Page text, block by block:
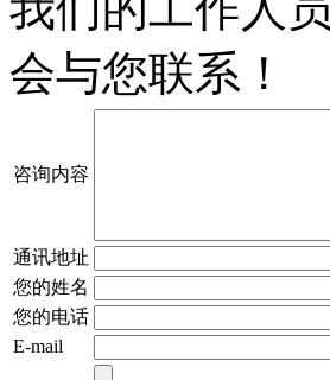
会与您联系！
咨询内容
通讯地址
您的姓名
您的电话
E-mail